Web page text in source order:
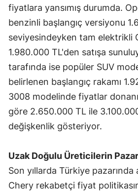
fiyatlara yansımış durumda.
benzinli başlangıç versiyonu
seviyesindeyken tam elektrikli
1.980.000 TL'den satışa
tarafında ise popüler SUV
belirlenen başlangıç rakamı
3008 modelinde fiyatlar
göre 2.650.000 TL ile
değişkenlik gösteriyor.
Uzak Doğulu Üreticilerin
Son yıllarda Türkiye
Chery rekabetçi fiyat